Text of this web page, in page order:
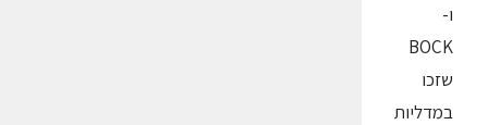
ו-
BOCK
שזכו
במדליות